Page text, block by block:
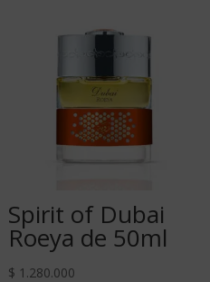
Spirit of Dubai
Roeya de 50ml
$ 1.280.000